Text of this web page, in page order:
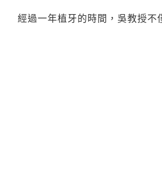
經過一年植牙的時間，吳教授不